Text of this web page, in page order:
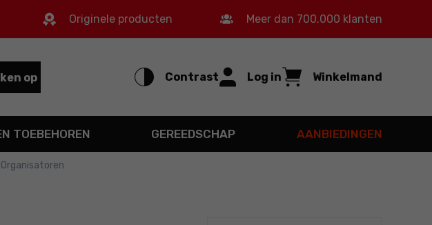
Originele producten Meer dan 700.000 klanten
op Contrast Log in Winkelmand
TOEBEHOREN GEREEDSCHAP AANBIEDINGEN
Organisatoren